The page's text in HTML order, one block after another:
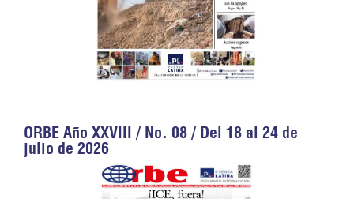
ORBE Año XXVIII / No. 08 / Del 18 al 24 de
julio de 2026